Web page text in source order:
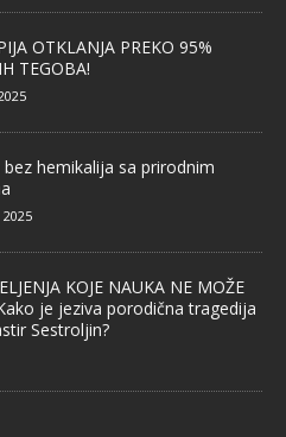
OTKLANJA PREKO 95%
TEGOBA!
bez hemikalija sa prirodnim
KOJE NAUKA NE MOŽE
je jeziva porodična tragedija
Sestroljin?